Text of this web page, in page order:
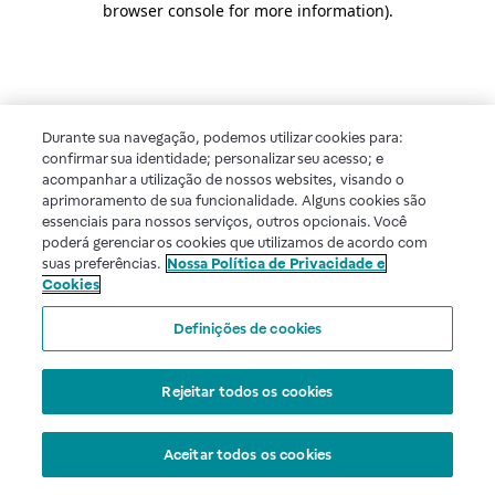
browser console for more information).
Durante sua navegação, podemos utilizar cookies para:
confirmar sua identidade; personalizar seu acesso; e
acompanhar a utilização de nossos websites, visando o
aprimoramento de sua funcionalidade. Alguns cookies são
essenciais para nossos serviços, outros opcionais. Você
poderá gerenciar os cookies que utilizamos de acordo com
suas preferências. Nossa Política de Privacidade e
Cookies
Definições de cookies
Rejeitar todos os cookies
Aceitar todos os cookies